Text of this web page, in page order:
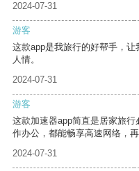
2024-07-31
游客
这款app是我旅行的好帮手，
人情。
2024-07-31
游客
这款加速器app简直是居家旅
作办公，都能畅享高速网络，
2024-07-31